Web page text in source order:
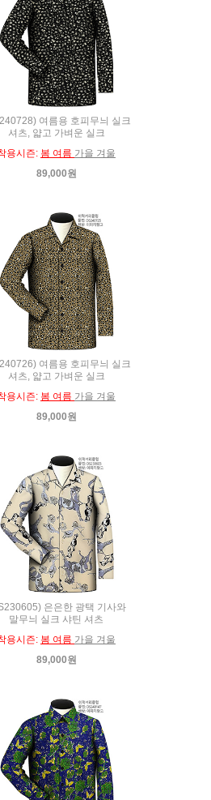
여름용 호피무늬 실크
셔츠, 얇고 가벼운 실크
용시즌: 봄 여름 가을 겨울
89,000원
여름용 호피무늬 실크
셔츠, 얇고 가벼운 실크
용시즌: 봄 여름 가을 겨울
89,000원
은은한 광택 기사와
말무늬 실크 샤틴 셔츠
용시즌: 봄 여름 가을 겨울
89,000원